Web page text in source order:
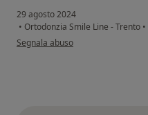
29 agosto 2024
• Ortodonzia Smile Line - Trento •
secondo l'opinione dell'utente Salvo
Segnala abuso